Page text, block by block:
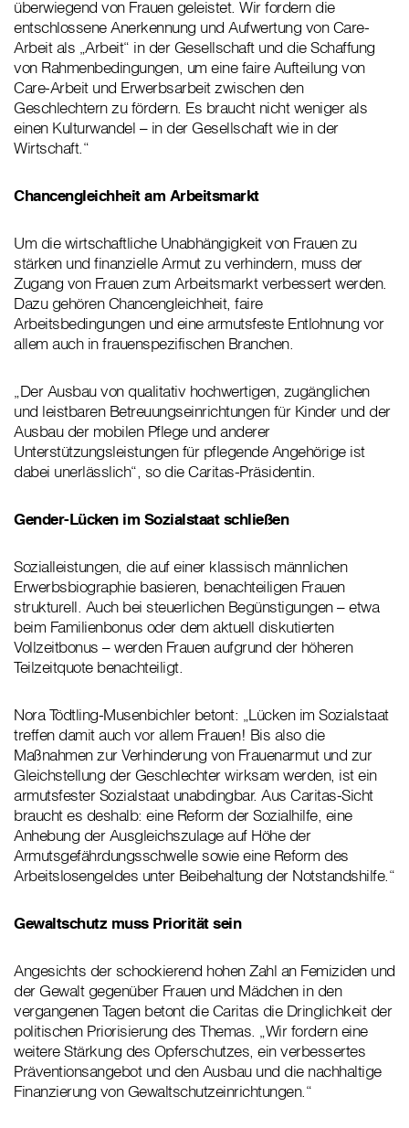
überwiegend von Frauen geleistet. Wir fordern die
entschlossene Anerkennung und Aufwertung von Care-
Arbeit als „Arbeit“ in der Gesellschaft und die Schaffung
von Rahmenbedingungen, um eine faire Aufteilung von
Care-Arbeit und Erwerbsarbeit zwischen den
Geschlechtern zu fördern. Es braucht nicht weniger als
einen Kulturwandel – in der Gesellschaft wie in der
Wirtschaft.“
Chancengleichheit am Arbeitsmarkt
Um die wirtschaftliche Unabhängigkeit von Frauen zu
stärken und finanzielle Armut zu verhindern, muss der
Zugang von Frauen zum Arbeitsmarkt verbessert werden.
Dazu gehören Chancengleichheit, faire
Arbeitsbedingungen und eine armutsfeste Entlohnung vor
allem auch in frauenspezifischen Branchen.
„Der Ausbau von qualitativ hochwertigen, zugänglichen
und leistbaren Betreuungseinrichtungen für Kinder und der
Ausbau der mobilen Pflege und anderer
Unterstützungsleistungen für pflegende Angehörige ist
dabei unerlässlich“, so die Caritas-Präsidentin.
Gender-Lücken im Sozialstaat schließen
Sozialleistungen, die auf einer klassisch männlichen
Erwerbsbiographie basieren, benachteiligen Frauen
strukturell. Auch bei steuerlichen Begünstigungen – etwa
beim Familienbonus oder dem aktuell diskutierten
Vollzeitbonus – werden Frauen aufgrund der höheren
Teilzeitquote benachteiligt.
Nora Tödtling-Musenbichler betont: „Lücken im Sozialstaat
treffen damit auch vor allem Frauen! Bis also die
Maßnahmen zur Verhinderung von Frauenarmut und zur
Gleichstellung der Geschlechter wirksam werden, ist ein
armutsfester Sozialstaat unabdingbar. Aus Caritas-Sicht
braucht es deshalb: eine Reform der Sozialhilfe, eine
Anhebung der Ausgleichszulage auf Höhe der
Armutsgefährdungsschwelle sowie eine Reform des
Arbeitslosengeldes unter Beibehaltung der Notstandshilfe.“
Gewaltschutz muss Priorität sein
Angesichts der schockierend hohen Zahl an Femiziden und
der Gewalt gegenüber Frauen und Mädchen in den
vergangenen Tagen betont die Caritas die Dringlichkeit der
politischen Priorisierung des Themas. „Wir fordern eine
weitere Stärkung des Opferschutzes, ein verbessertes
Präventionsangebot und den Ausbau und die nachhaltige
Finanzierung von Gewaltschutzeinrichtungen.“